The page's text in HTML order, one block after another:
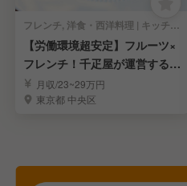
フレンチ, 洋食・西洋料理 | キッチンスタッフ
【労働環境超安定】フルーツ×
フレンチ！千疋屋が運営するレ
ストラン調理人
月収/23~29万円
東京都 中央区